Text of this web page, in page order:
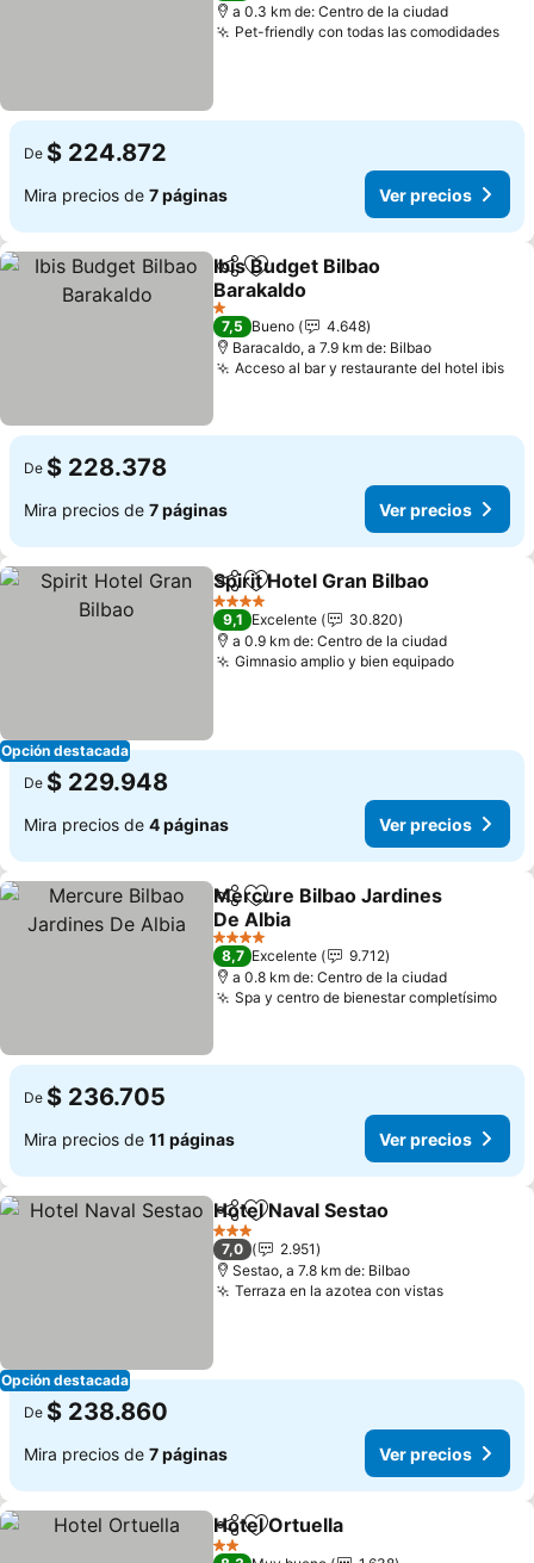
a 0.3 km de: Centro de la ciudad
Pet-friendly con todas las comodidades
De $ 224.872
Mira precios de 7 páginas Ver precios
CompartirAgregar a favoritos
Ibis Budget Bilbao
Barakaldo
Ver precios
1 Estrellas
7,5 Bueno
4.648
Baracaldo, a 7.9 km de: Bilbao
Acceso al bar y restaurante del hotel ibis
De $ 228.378
Mira precios de 7 páginas Ver precios
Opción destacada
CompartirAgregar a favoritos
Spirit Hotel Gran Bilbao
4 Estrellas
9,1 Excelente
30.820
a 0.9 km de: Centro de la ciudad
Gimnasio amplio y bien equipadoVer
De $ 229.948
Mira precios de 4 páginas Ver precios
CompartirAgregar a favoritos
Mercure Bilbao Jardines
De Albia
Ver precios
4 Estrellas
8,7 Excelente
9.712
a 0.8 km de: Centro de la ciudad
Spa y centro de bienestar completísimoVer
De $ 236.705
Mira precios de 11 páginas Ver precios
Opción destacada
CompartirAgregar a favoritos
Hotel Naval Sestao
3 Estrellas
7,0
2.951
Sestao, a 7.8 km de: Bilbao
Terraza en la azotea con vistasVer
De $ 238.860
Mira precios de 7 páginas Ver precios
CompartirAgregar a favoritos
Hotel Ortuella
2 Estrellas